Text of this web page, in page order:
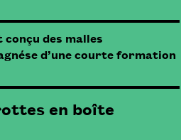
des malles
d’une courte formation
en boîte